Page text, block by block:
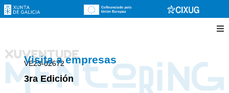
Visita a empresas
VE23-02672
3ra Edición